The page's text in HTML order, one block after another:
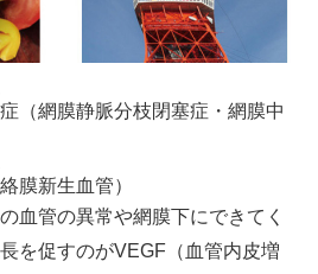
（網膜静脈分枝閉塞症・網膜中
膜新生血管）
血管の異常や網膜下にできてく
を促すのがVEGF（血管内皮増